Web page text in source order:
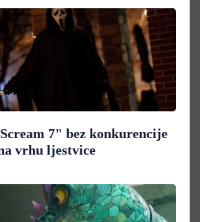
7" bez konkurencije
vrhu ljestvice